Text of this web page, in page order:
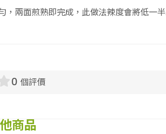
，兩面煎熟即完成，此做法辣度會將低一
0 個評價
商品